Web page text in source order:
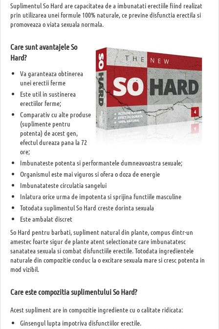
Suplimentul So Hard are capacitatea de a imbunatati erectiile fiind realizat
prin utilizarea unei formule 100% naturale, ce previne disfunctia erectila si
promoveaza o viata sexuala normala.
Care sunt avantajele So
Hard?
Va garanteaza obtinerea
unei erectii ferme
Este util in sustinerea
erectiilor ferme;
Comparativ cu alte produse
(suplimente pentru
potenta) de acest gen,
efectul dureaza pana la 72
ore;
Imbunateste potenta si performantele dumneavoastra sexuale;
Organismul este mai viguros si ofera o doza de energie
Imbunatateste circulatia sangelui
Inlatura orice urma de impotenta si sprijina functiile masculine
Totodata suplimentul So Hard creste dorinta sexuala
Este ambalat discret
So Hard pentru barbati, supliment natural din plante, compus dintr-un
amestec foarte sigur de plante atent selectionate care imbunatatesc
sanatatea sexuala si combat disfunctiile erectile. Totodata ingredientele
naturale din compozitie conduc la o excitare sexuala mare si cresc potenta in
mod vizibil.
Care este compozitia suplimentului So Hard?
Acest supliment are in compozitie ingrediente cu o calitate ridicata:
Ginsengul lupta impotriva disfunctiilor erectile.